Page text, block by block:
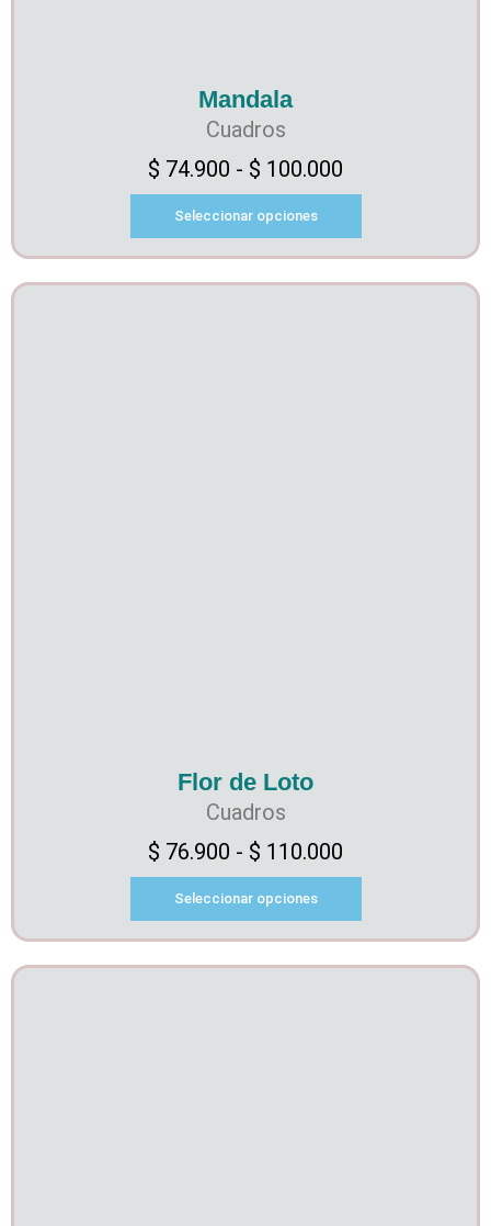
Mandala
Cuadros
$ 74.900 - $ 100.000
Seleccionar opciones
Flor de Loto
Cuadros
$ 76.900 - $ 110.000
Seleccionar opciones